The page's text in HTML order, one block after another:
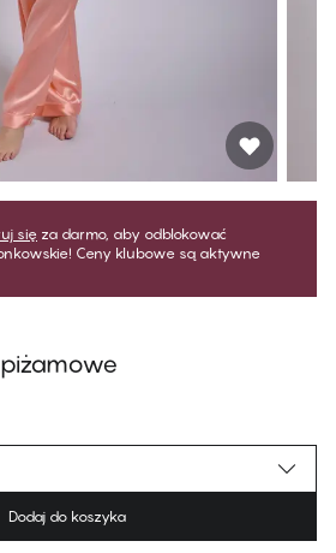
się za darmo, aby odblokować
Ceny klubowe są aktywne
Dodaj do koszyka